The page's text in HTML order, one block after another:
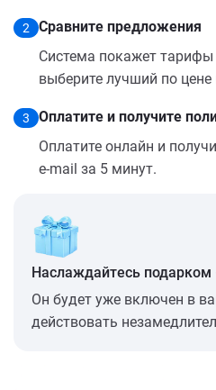
2
Сравните предложения
Система покажет
выберите лучший по цене
3
Оплатите и получите
Оплатите онлайн и
e-mail за 5 минут.
Наслаждайтесь
Он будет уже включен в
действовать